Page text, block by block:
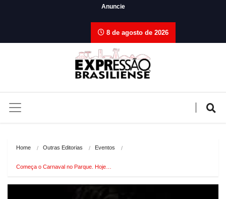
Anuncie
8 de agosto de 2026
Home Outras Editorias Eventos
Começa o Carnaval no Parque. Hoje…